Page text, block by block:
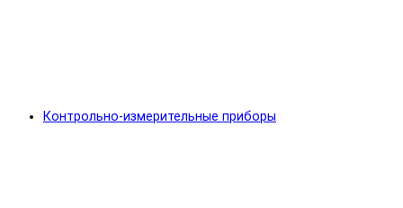
Контрольно-измерительные приборы